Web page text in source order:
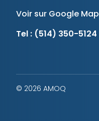
Voir sur Google Map
Tel : (514) 350-5124
© 2026 AMOQ